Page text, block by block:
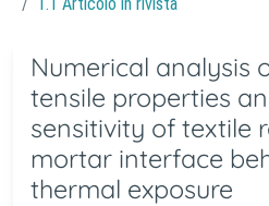
Numerical analysis
tensile properties
sensitivity of textile
mortar interface
thermal exposure